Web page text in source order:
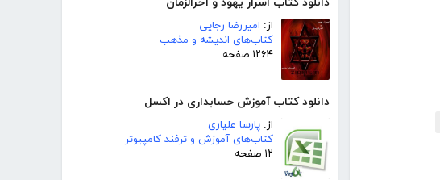
از: امیررضا رجایی
کتاب‌های اندیشه و مذهب
۱۲۶۴ صفحه
دانلود کتاب آموزش حسابداری در اکسل
از: پارسا علیاری
کتاب‌های آموزش و ترفند کامپیوتر
۱۲ صفحه